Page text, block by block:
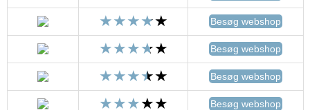
Besøg webshop
Besøg webshop
Besøg webshop
Besøg webshop